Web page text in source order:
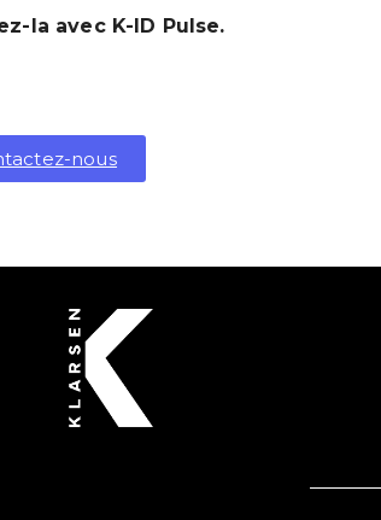
la avec K-ID Pulse.
nous